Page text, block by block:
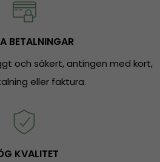
BETALNINGAR
och säkert, antingen med kort,
eller faktura.
KVALITET